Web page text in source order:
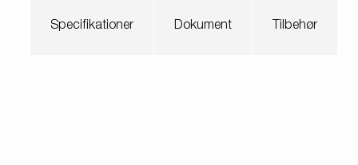
Læs din trailer korrekt
Specifikationer Dokument Tilbehør